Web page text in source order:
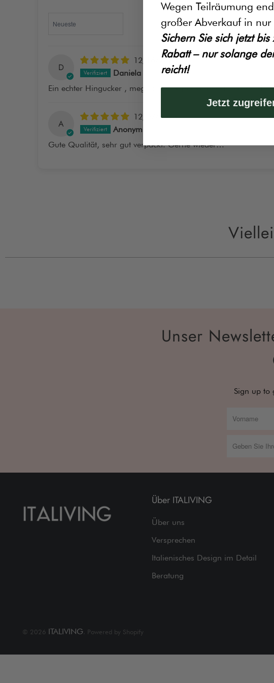
D
12/16/2024
Daniela
Ein echter Hingucker , megaaaaa. Super verpackt . War nicht
A
12/07/2023
Anonym
Gute Qualität, sehr gut verpackt. Gerne wieder…
Unser
Sign up to
Über ITALIVING
Über uns
Versprechen
Italienisches Design im Detail
Beratung
© 2026 ITALIVING. Powered by Shopify
Wegen Teilräumung
großer Abverkauf in nur
Sichern Sie sich jetzt bis
Rabatt – nur solange
reicht!
Jetzt